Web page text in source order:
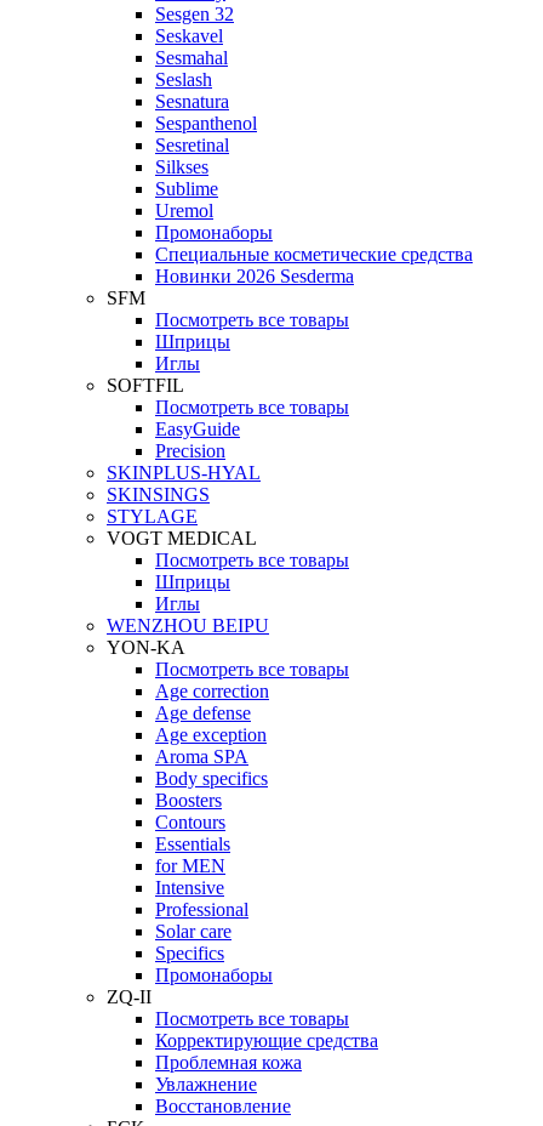
Sesgen 32
Seskavel
Sesmahal
Seslash
Sesnatura
Sespanthenol
Sesretinal
Silkses
Sublime
Uremol
Промонаборы
Специальные косметические средства
Новинки 2026 Sesderma
SFM
Посмотреть все товары
Шприцы
Иглы
SOFTFIL
Посмотреть все товары
EasyGuide
Precision
SKINPLUS-HYAL
SKINSINGS
STYLAGE
VOGT MEDICAL
Посмотреть все товары
Шприцы
Иглы
WENZHOU BEIPU
YON-KA
Посмотреть все товары
Age correction
Age defense
Age exception
Aroma SPA
Body specifics
Boosters
Contours
Essentials
for MEN
Intensive
Professional
Solar care
Specifics
Промонаборы
ZQ-II
Посмотреть все товары
Корректирующие средства
Проблемная кожа
Увлажнение
Восстановление